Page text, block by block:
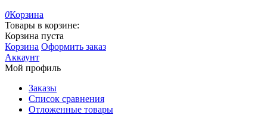
0Корзина
Товары в корзине:
Корзина пуста
Корзина Оформить заказ
Аккаунт
Мой профиль
Заказы
Список сравнения
Отложенные товары